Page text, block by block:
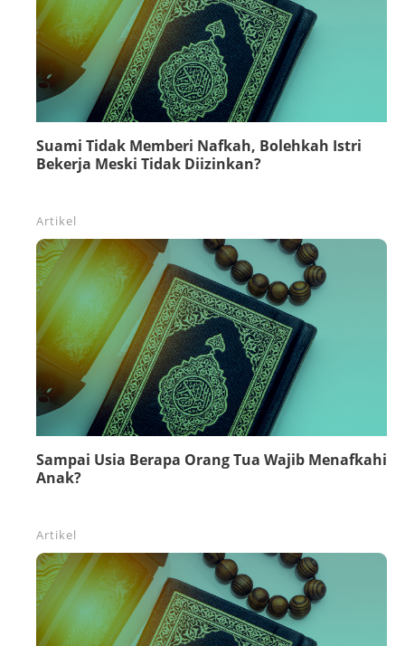
Suami Tidak Memberi Nafkah, Bolehkah Istri
Bekerja Meski Tidak Diizinkan?
Artikel
Sampai Usia Berapa Orang Tua Wajib Menafkahi
Anak?
Artikel